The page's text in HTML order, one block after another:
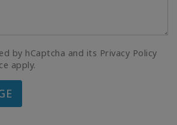
by hCaptcha and its Privacy Policy
apply.